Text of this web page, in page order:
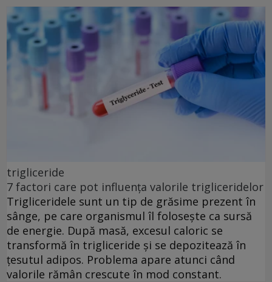
trigliceride
7 factori care pot influența valorile trigliceridelor
Trigliceridele sunt un tip de grăsime prezent în
sânge, pe care organismul îl folosește ca sursă
de energie. După masă, excesul caloric se
transformă în trigliceride și se depozitează în
țesutul adipos. Problema apare atunci când
valorile rămân crescute în mod constant.